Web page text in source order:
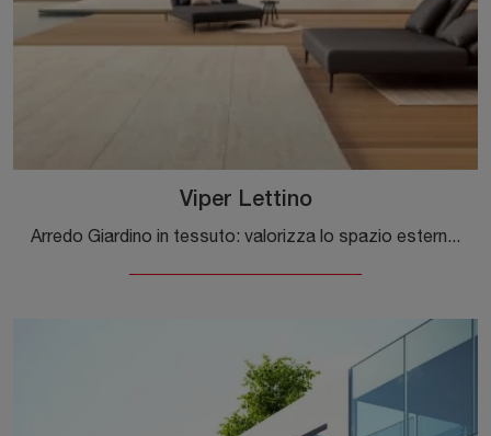
Viper Lettino
Arredo Giardino in tessuto: valorizza lo spazio esterno con diverse soluzioni di sdraio della firma Bizzotto.